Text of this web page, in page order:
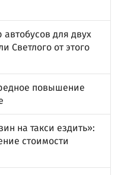
для двух
Светлого от этого
повышение
на такси ездить»:
стоимости